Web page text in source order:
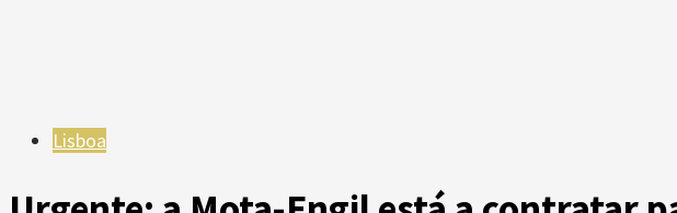
Lisboa